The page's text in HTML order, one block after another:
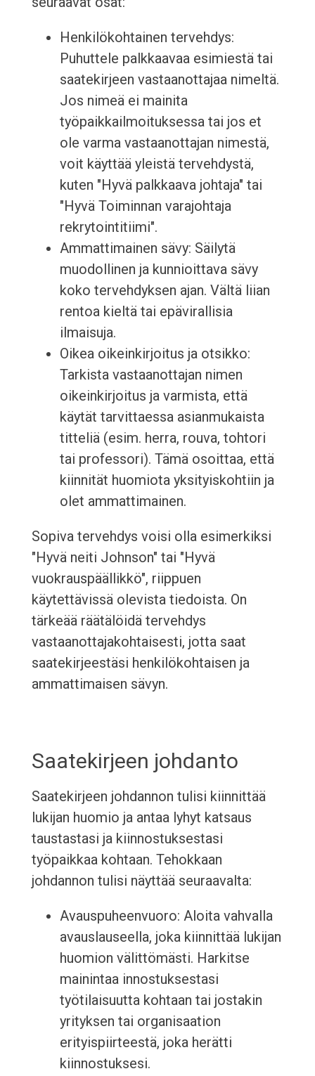
Henkilökohtainen tervehdys:
Puhuttele palkkaavaa esimiestä tai
saatekirjeen vastaanottajaa nimeltä.
Jos nimeä ei mainita
työpaikkailmoituksessa tai jos et
ole varma vastaanottajan nimestä,
voit käyttää yleistä tervehdystä,
kuten "Hyvä palkkaava johtaja" tai
"Hyvä Toiminnan varajohtaja
rekrytointitiimi".
Ammattimainen sävy: Säilytä
muodollinen ja kunnioittava sävy
koko tervehdyksen ajan. Vältä liian
rentoa kieltä tai epävirallisia
ilmaisuja.
Oikea oikeinkirjoitus ja otsikko:
Tarkista vastaanottajan nimen
oikeinkirjoitus ja varmista, että
käytät tarvittaessa asianmukaista
titteliä (esim. herra, rouva, tohtori
tai professori). Tämä osoittaa, että
kiinnität huomiota yksityiskohtiin ja
olet ammattimainen.
Sopiva tervehdys voisi olla esimerkiksi
"Hyvä neiti Johnson" tai "Hyvä
vuokrauspäällikkö", riippuen
käytettävissä olevista tiedoista. On
tärkeää räätälöidä tervehdys
vastaanottajakohtaisesti, jotta saat
saatekirjeestäsi henkilökohtaisen ja
ammattimaisen sävyn.
Saatekirjeen johdanto
Saatekirjeen johdannon tulisi kiinnittää
lukijan huomio ja antaa lyhyt katsaus
taustastasi ja kiinnostuksestasi
työpaikkaa kohtaan. Tehokkaan
johdannon tulisi näyttää seuraavalta:
Avauspuheenvuoro: Aloita vahvalla
avauslauseella, joka kiinnittää lukijan
huomion välittömästi. Harkitse
mainintaa innostuksestasi
työtilaisuutta kohtaan tai jostakin
yrityksen tai organisaation
erityispiirteestä, joka herätti
kiinnostuksesi.